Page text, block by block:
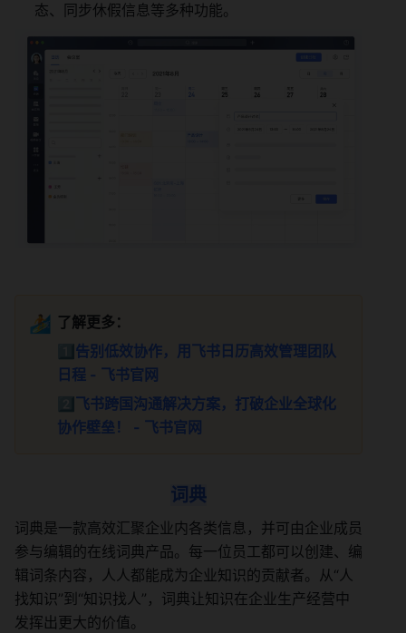
态、同步休假信息等多种功能。
🏄 了解更多：
告别低效协作，用飞书日历高效管理团队
日程 - 飞书官网
飞书跨国沟通解决方案，打破企业全球化
协作壁垒！ - 飞书官网
词典
词典是一款高效汇聚企业内各类信息，并可由企业成员
参与编辑的在线词典产品。每一位员工都可以创建、编
辑词条内容，人人都能成为企业知识的贡献者。从“人
找知识”到“知识找人”，词典让知识在企业生产经营中
发挥出更大的价值。